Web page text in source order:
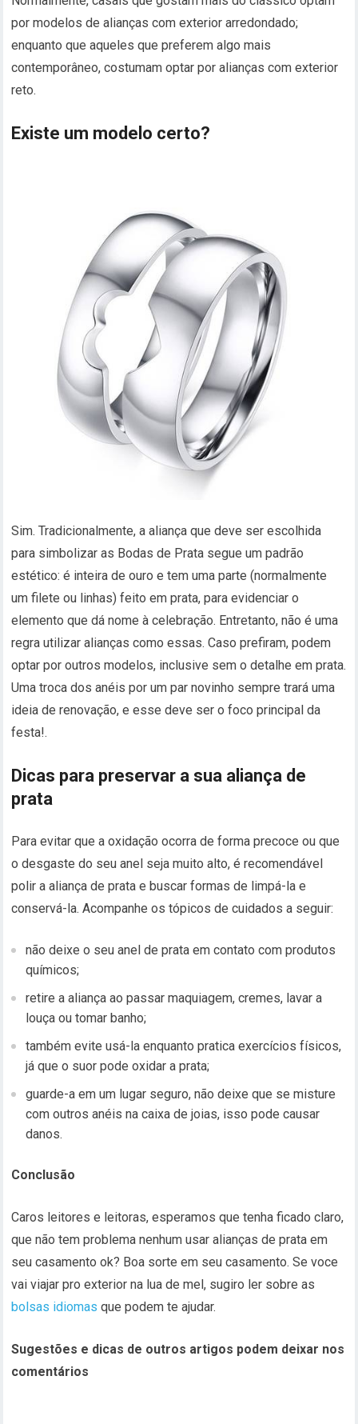
por modelos de alianças com exterior arredondado;
enquanto que aqueles que preferem algo mais
contemporâneo, costumam optar por alianças com exterior
reto.
Existe um modelo certo?
Sim. Tradicionalmente, a aliança que deve ser escolhida
para simbolizar as Bodas de Prata segue um padrão
estético: é inteira de ouro e tem uma parte (normalmente
um filete ou linhas) feito em prata, para evidenciar o
elemento que dá nome à celebração. Entretanto, não é uma
regra utilizar alianças como essas. Caso prefiram, podem
optar por outros modelos, inclusive sem o detalhe em prata.
Uma troca dos anéis por um par novinho sempre trará uma
ideia de renovação, e esse deve ser o foco principal da
festa!.
Dicas para preservar a sua aliança de
prata
Para evitar que a oxidação ocorra de forma precoce ou que
o desgaste do seu anel seja muito alto, é recomendável
polir a aliança de prata e buscar formas de limpá-la e
conservá-la. Acompanhe os tópicos de cuidados a seguir:
não deixe o seu anel de prata em contato com produtos
químicos;
retire a aliança ao passar maquiagem, cremes, lavar a
louça ou tomar banho;
também evite usá-la enquanto pratica exercícios físicos,
já que o suor pode oxidar a prata;
guarde-a em um lugar seguro, não deixe que se misture
com outros anéis na caixa de joias, isso pode causar
danos.
Conclusão
Caros leitores e leitoras, esperamos que tenha ficado claro,
que não tem problema nenhum usar alianças de prata em
seu casamento ok? Boa sorte em seu casamento. Se voce
vai viajar pro exterior na lua de mel, sugiro ler sobre as
bolsas idiomas que podem te ajudar.
Sugestões e dicas de outros artigos podem deixar nos
comentários